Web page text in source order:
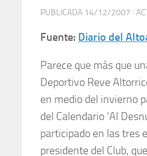
PUBLICADA 14/12/2007 ·
Fuente: Diario del
Parece que más que
Deportivo Reve
en medio del invierno
del Calendario ‘Al
participado en las tres
presidente del Club,